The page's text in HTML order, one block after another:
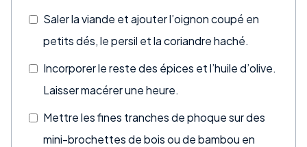
Saler la viande et ajouter l’oignon coupé en
petits dés, le persil et la coriandre haché.
Incorporer le reste des épices et l’huile d’olive.
Laisser macérer une heure.
Mettre les fines tranches de phoque sur des
mini-brochettes de bois ou de bambou en